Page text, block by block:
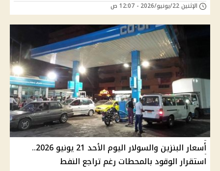
الإثنين 22/يونيو/2026 - 12:07 ص
أسعار البنزين والسولار اليوم الأحد 21 يونيو 2026..
استقرار الوقود بالمحطات رغم تراجع النفط